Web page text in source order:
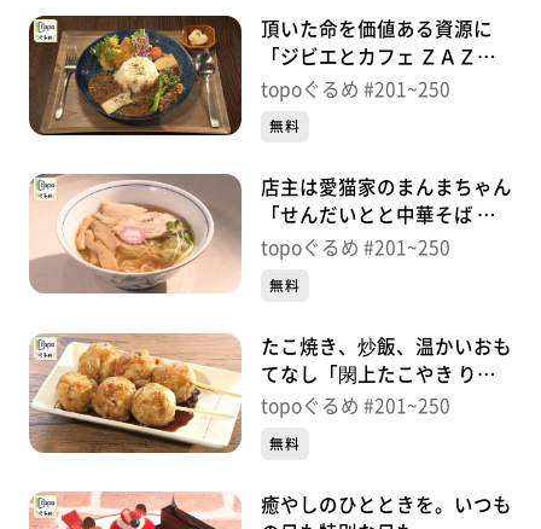
頂いた命を価値ある資源に
「ジビエとカフェ ＺＡＺＡ
Ｏ」（蔵王町遠刈田温泉本
topoぐるめ #201~250
無料
店主は愛猫家のまんまちゃん
「せんだいとと中華そば ね
こまんま」（青葉区国分町）
topoぐるめ #201~250
無料
たこ焼き、炒飯、温かいおも
てなし「閖上たこやき りり
～あっぷ」（若林区連坊）＃
topoぐるめ #201~250
無料
癒やしのひとときを。いつも